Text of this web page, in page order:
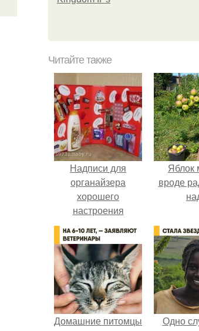
Читайте также
Надписи для
органайзера
хорошего
настроения
распечатать. Идеи
"Органайзеров
Хорошего
Настроения" с
примерами
подарочков.
Яблок
вроде
Домашние питомцы
Одно